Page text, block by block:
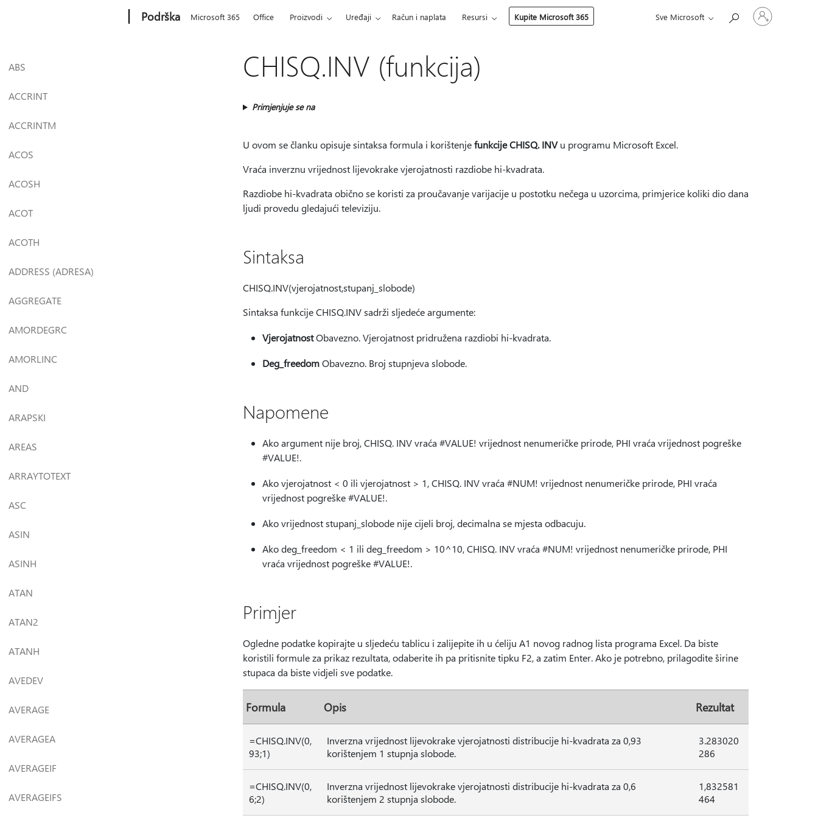
Podrška Microsoft 365 Office Proizvodi Uređaji Račun i naplata Resursi Kupite Microsoft 365 Sve Microsoft
Prijavite
se
ABS
ACCRINT
ACCRINTM
ACOS
ACOSH
ACOT
ACOTH
ADDRESS (ADRESA)
AGGREGATE
AMORDEGRC
AMORLINC
AND
ARAPSKI
AREAS
ARRAYTOTEXT
ASC
ASIN
ASINH
ATAN
ATAN2
ATANH
AVEDEV
AVERAGE
AVERAGEA
AVERAGEIF
AVERAGEIFS
CHISQ.INV (funkcija)
Primjenjuje se na
U ovom se članku opisuje sintaksa formula i korištenjefunkcije CHISQ. INVu programu Microsoft Excel.
Vraća inverznu vrijednost lijevokrake vjerojatnosti razdiobe hi-kvadrata.
Razdiobe hi-kvadrata obično se koristi za proučavanje varijacije u postotku nečega u uzorcima, primjerice koliki dio dana
ljudi provedu gledajući televiziju.
Sintaksa
CHISQ.INV(vjerojatnost,stupanj_slobode)
Sintaksa funkcije CHISQ.INV sadrži sljedeće argumente:
VjerojatnostObavezno. Vjerojatnost pridružena razdiobi hi-kvadrata.
Deg_freedomObavezno. Broj stupnjeva slobode.
Napomene
Ako argument nije broj, CHISQ. INV vraća #VALUE! vrijednost nenumeričke prirode, PHI vraća vrijednost pogreške
#VALUE!.
Ako vjerojatnost < 0 ili vjerojatnost > 1, CHISQ. INV vraća #NUM! vrijednost nenumeričke prirode, PHI vraća
vrijednost pogreške #VALUE!.
Ako vrijednost stupanj_slobode nije cijeli broj, decimalna se mjesta odbacuju.
Ako deg_freedom < 1 ili deg_freedom > 10^10, CHISQ. INV vraća #NUM! vrijednost nenumeričke prirode, PHI
vraća vrijednost pogreške #VALUE!.
Primjer
Ogledne podatke kopirajte u sljedeću tablicu i zalijepite ih u ćeliju A1 novog radnog lista programa Excel. Da biste
koristili formule za prikaz rezultata, odaberite ih pa pritisnite tipku F2, a zatim Enter. Ako je potrebno, prilagodite širine
stupaca da biste vidjeli sve podatke.
Formula Opis Rezultat
=CHISQ.INV(0,
93;1)
Inverzna vrijednost lijevokrake vjerojatnosti distribucije hi-kvadrata za 0,93
korištenjem 1 stupnja slobode.
3.283020
286
=CHISQ.INV(0,
6;2)
Inverzna vrijednost lijevokrake vjerojatnosti distribucije hi-kvadrata za 0,6
korištenjem 2 stupnja slobode.
1,832581
464